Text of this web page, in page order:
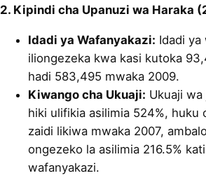
2. Kipindi cha Upanuzi wa Haraka
Idadi ya Wafanyakazi: Idadi ya
iliongezeka kwa kasi kutoka
hadi 583,495 mwaka 2009.
Kiwango cha Ukuaji: Ukuaji
hiki ulifikia asilimia 524%, huku
zaidi likiwa mwaka 2007,
ongezeko la asilimia 216.5%
wafanyakazi.